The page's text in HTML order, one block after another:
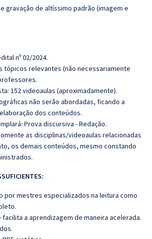
gravação de altíssimo padrão (imagem e
nº 02/2024.
tópicos relevantes (não necessariamente
152 videoaulas (aproximadamente).
não serão abordadas, ficando a
dos conteúdos.
Prova discursiva - Redação.
as disciplinas/videoaulas relacionadas
os demais conteúdos, mesmo constando
por mestres especializados na leitura como
a aprendizagem de maneira acelerada.